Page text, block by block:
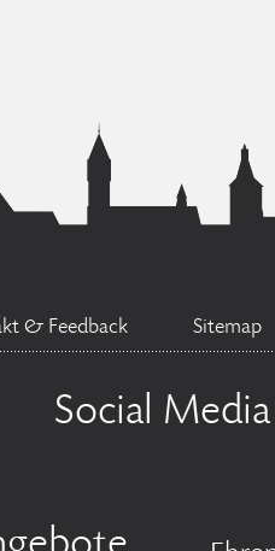
& Feedback Sitemap
Social Media